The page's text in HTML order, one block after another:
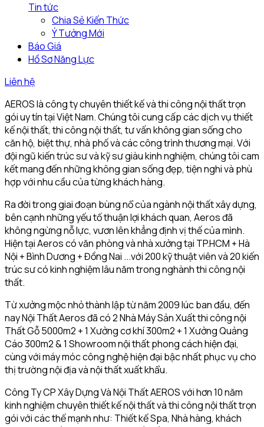
Tin tức
Chia Sẻ Kiến Thức
Ý Tưởng Mới
Báo Giá
Hồ Sơ Năng Lực
Liên hệ
AEROS là công ty chuyên thiết kế và thi công nội thất trọn
gói uy tín tại Việt Nam. Chúng tôi cung cấp các dịch vụ thiết
kế nội thất, thi công nội thất, tư vấn không gian sống cho
căn hộ, biệt thự, nhà phố và các công trình thương mại. Với
đội ngũ kiến trúc sư và kỹ sư giàu kinh nghiệm, chúng tôi cam
kết mang đến những không gian sống đẹp, tiện nghi và phù
hợp với nhu cầu của từng khách hàng.
Ra đời trong giai đoạn bùng nổ của ngành nội thất xây dựng,
bên cạnh những yếu tố thuận lợi khách quan, Aeros đã
không ngừng nỗ lực, vươn lên khẳng định vị thế của mình.
Hiện tại Aeros có văn phòng và nhà xưởng tại TP.HCM + Hà
Nội + Bình Dương + Đồng Nai ...với 200 kỹ thuật viên và 20 kiến
trúc sư có kinh nghiệm lâu năm trong nghành thi công nội
thất.
Từ xưởng mộc nhỏ thành lập từ năm 2009 lúc ban đầu, đến
nay Nội Thất Aeros đã có 2 Nhà Máy Sản Xuất thi công nội
Thất Gỗ 5000m2 + 1 Xưởng cơ khí 300m2 + 1 Xưởng Quảng
Cáo 300m2 & 1 Showroom nội thất phong cách hiện đại,
cùng với máy móc công nghệ hiện đại bậc nhất phục vụ cho
thị trường nội địa và nội thất xuất khẩu.
Công Ty CP Xây Dựng Và Nội Thất AEROS với hơn 10 năm
kinh nghiệm chuyên thiết kế nội thất và thi công nội thất trọn
gói với các thế mạnh như: Thiết kế Spa, Nhà hàng, khách